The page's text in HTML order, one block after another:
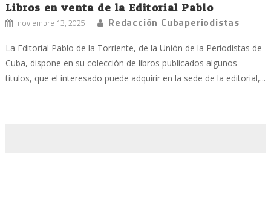
Libros en venta de la Editorial Pablo
noviembre 13, 2025 Redacción Cubaperiodistas
La Editorial Pablo de la Torriente, de la Unión de la Periodistas de
Cuba, dispone en su colección de libros publicados algunos
títulos, que el interesado puede adquirir en la sede de la editorial,...